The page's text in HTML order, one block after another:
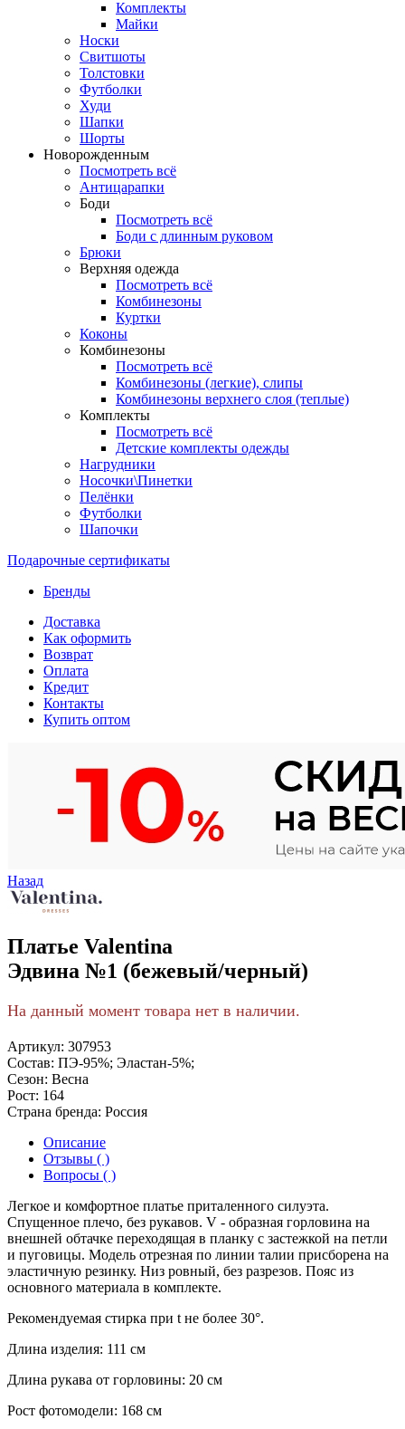
Комплекты
Майки
Носки
Свитшоты
Толстовки
Футболки
Худи
Шапки
Шорты
Новорожденным
Посмотреть всё
Антицарапки
Боди
Посмотреть всё
Боди с длинным руковом
Брюки
Верхняя одежда
Посмотреть всё
Комбинезоны
Куртки
Коконы
Комбинезоны
Посмотреть всё
Комбинезоны (легкие), слипы
Комбинезоны верхнего слоя (теплые)
Комплекты
Посмотреть всё
Детские комплекты одежды
Нагрудники
Носочки\Пинетки
Пелёнки
Футболки
Шапочки
Подарочные сертификаты
Бренды
Доставка
Как оформить
Возврат
Оплата
Кредит
Контакты
Купить оптом
Назад
Платье Valentina
Эдвина №1 (бежевый/черный)
На данный момент товара нет в наличии.
Артикул: 307953
Состав: ПЭ-95%; Эластан-5%;
Сезон: Весна
Рост: 164
Страна бренда: Россия
Описание
Отзывы ( )
Вопросы ( )
Легкое и комфортное платье приталенного силуэта.
Спущенное плечо, без рукавов. V - образная горловина на
внешней обтачке переходящая в планку с застежкой на петли
и пуговицы. Модель отрезная по линии талии присборена на
эластичную резинку. Низ ровный, без разрезов. Пояс из
основного материала в комплекте.
Рекомендуемая стирка при t не более 30°.
Длина изделия: 111 см
Длина рукава от горловины: 20 см
Рост фотомодели: 168 см